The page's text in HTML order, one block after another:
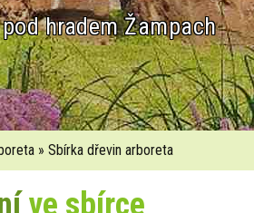
hradem Žampach
» Sbírka dřevin arboreta
ve sbírce